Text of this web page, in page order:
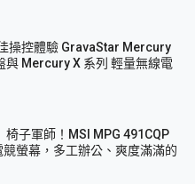
操控體驗 GravaStar Mercury
與 Mercury X 系列 輕量無線電
椅子軍師！MSI MPG 491CQP
競螢幕，多工辦公、爽度滿滿的